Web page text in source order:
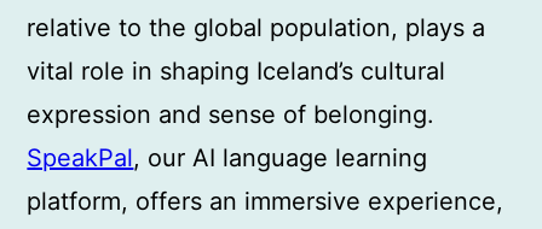
relative to the global population, plays a
vital role in shaping Iceland’s cultural
expression and sense of belonging.
SpeakPal, our AI language learning
platform, offers an immersive experience,